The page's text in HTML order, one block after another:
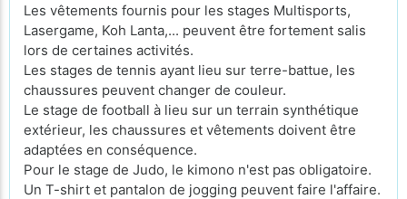
Les vêtements fournis pour les stages Multisports,
Lasergame, Koh Lanta,... peuvent être fortement salis
lors de certaines activités.
Les stages de tennis ayant lieu sur terre-battue, les
chaussures peuvent changer de couleur.
Le stage de football à lieu sur un terrain synthétique
extérieur, les chaussures et vêtements doivent être
adaptées en conséquence.
Pour le stage de Judo, le kimono n'est pas obligatoire.
Un T-shirt et pantalon de jogging peuvent faire l'affaire.